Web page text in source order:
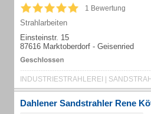
1 Bewertung
Strahlarbeiten
Einsteinstr. 15
87616 Marktoberdorf - Geisenried
Dahlener Sandstrahler Rene